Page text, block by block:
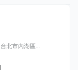
台北市內湖區瑞